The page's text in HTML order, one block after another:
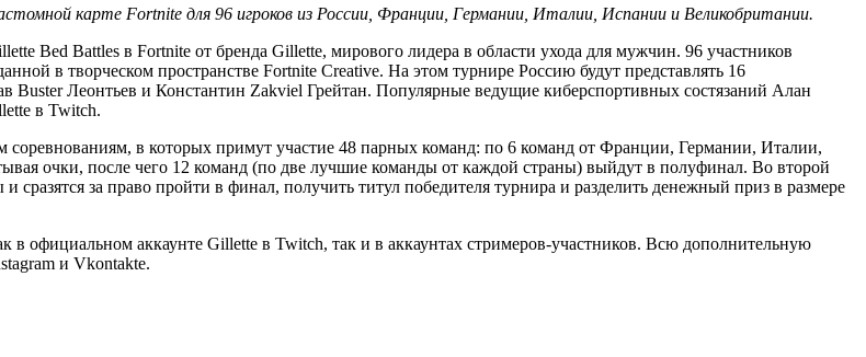
карте Fortnite для 96 игроков из России, Франции, Германии, Италии, Испании и Великобритании.
Bed Battles в Fortnite от бренда Gillette, мирового лидера в области ухода для мужчин. 96 участников
в творческом пространстве Fortnite Creative. На этом турнире Россию будут представлять 16
Buster Леонтьев и Константин Zakviel Грейтан. Популярные ведущие киберспортивных состязаний Алан
в Twitch.
соревнованиям, в которых примут участие 48 парных команд: по 6 команд от Франции, Германии, Италии,
очки, после чего 12 команд (по две лучшие команды от каждой страны) выйдут в полуфинал. Во второй
за право пройти в финал, получить титул победителя турнира и разделить денежный приз в размере
в официальном аккаунте Gillette в Twitch, так и в аккаунтах стримеров-участников. Всю дополнительную
и Vkontakte.